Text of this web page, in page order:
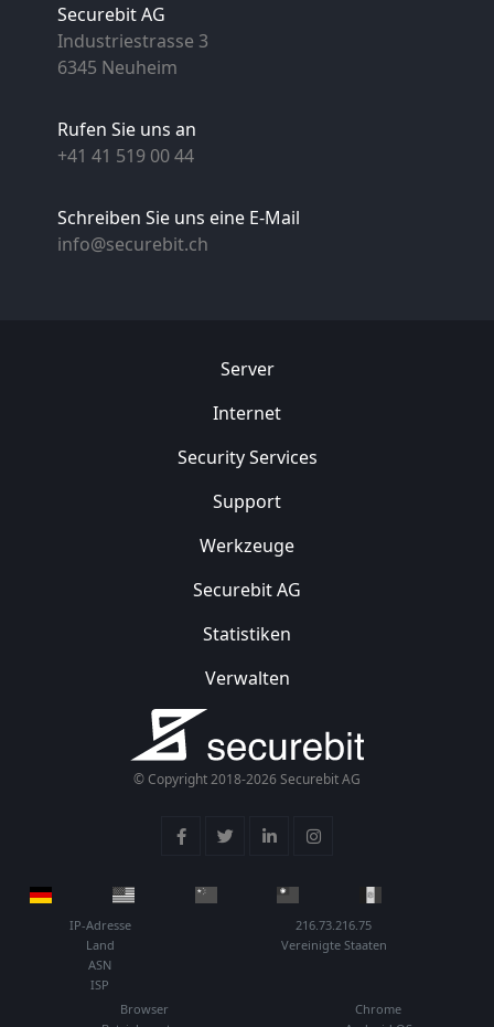
Securebit AG
Industriestrasse 3
6345 Neuheim
Rufen Sie uns an
+41 41 519 00 44
Schreiben Sie uns eine E-Mail
info@securebit.ch
Server
Internet
Security Services
Support
Werkzeuge
Securebit AG
Statistiken
Verwalten
© Copyright 2018-2026 Securebit AG
IP-Adresse
216.73.216.75
Land
Vereinigte Staaten
ASN
ISP
Browser
Chrome